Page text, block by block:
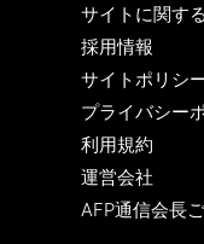
サイトに関す
採用情報
サイトポリシ
プライバシー
利用規約
運営会社
AFP通信会長